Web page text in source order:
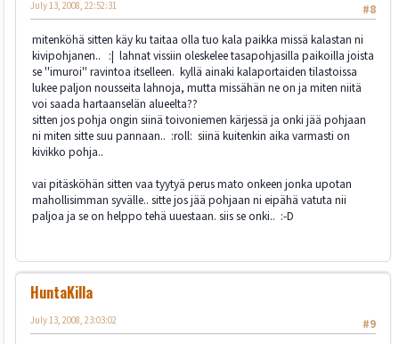
#8
July 13, 2008, 22:52:31
mitenköhä sitten käy ku taitaa olla tuo kala paikka missä kalastan ni
kivipohjanen.. :| lahnat vissiin oleskelee tasapohjasilla paikoilla joista
se ''imuroi'' ravintoa itselleen. kyllä ainaki kalaportaiden tilastoissa
lukee paljon nousseita lahnoja, mutta missähän ne on ja miten niitä
voi saada hartaanselän alueelta??
sitten jos pohja ongin siinä toivoniemen kärjessä ja onki jää pohjaan
ni miten sitte suu pannaan.. :roll: siinä kuitenkin aika varmasti on
kivikko pohja..
vai pitäsköhän sitten vaa tyytyä perus mato onkeen jonka upotan
mahollisimman syvälle.. sitte jos jää pohjaan ni eipähä vatuta nii
paljoa ja se on helppo tehä uuestaan. siis se onki.. :-D
HuntaKilla
#9
July 13, 2008, 23:03:02